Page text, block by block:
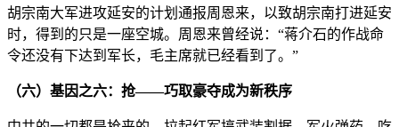
胡宗南大军进攻延安的计划通报周恩来，以致胡宗南打进延安
时，得到的只是一座空城。周恩来曾经说：“蒋介石的作战命
令还没有下达到军长，毛主席就已经看到了。”
（六）基因之六：抢——巧取豪夺成为新秩序